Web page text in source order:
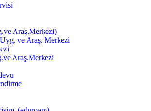
Araş.Merkezi)
Uyg. ve Araş. Merkezi
Araş.Merkezi